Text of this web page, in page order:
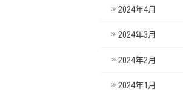
2024年4月
2024年3月
2024年2月
2024年1月